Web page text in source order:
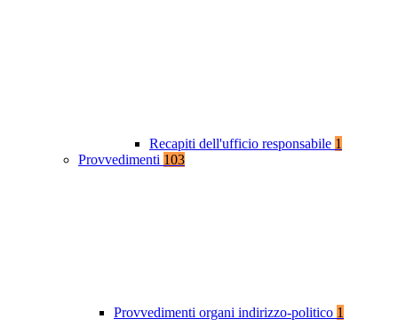
Recapiti dell'ufficio responsabile 1
Provvedimenti 103
Provvedimenti organi indirizzo-politico 1